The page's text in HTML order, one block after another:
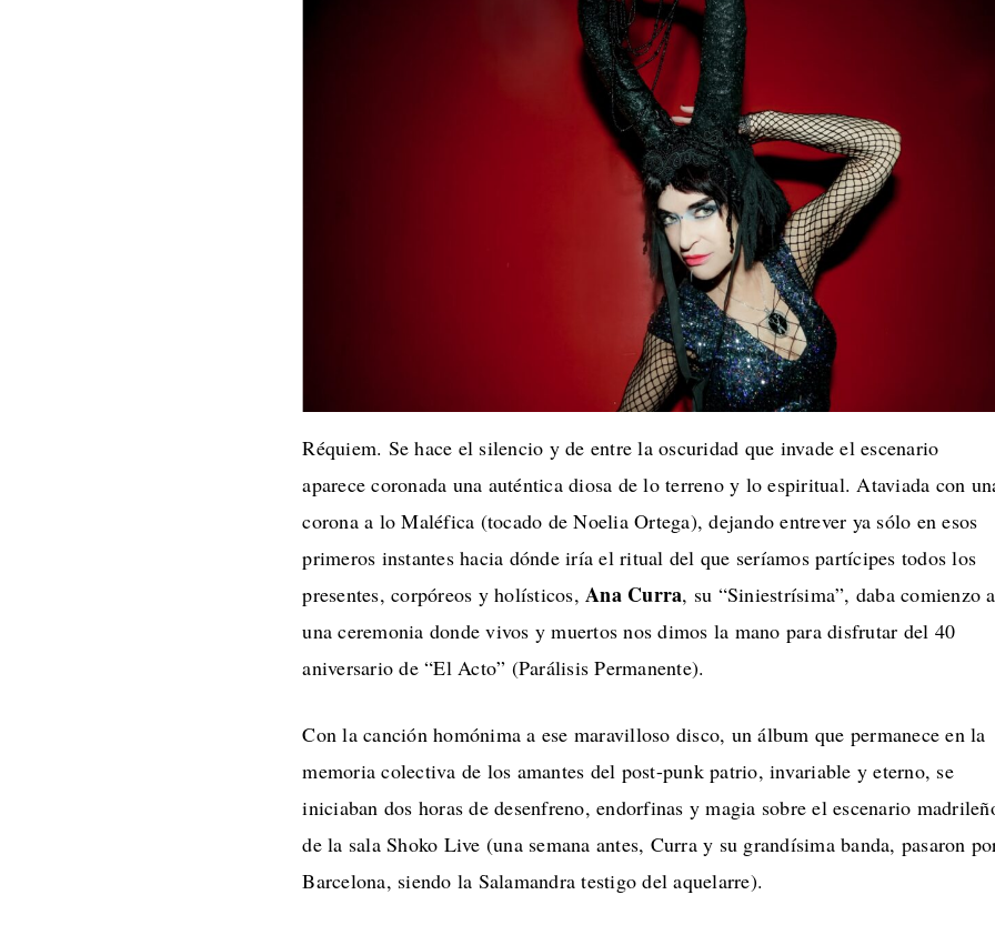
Réquiem. Se hace el silencio y de entre la oscuridad que invade el escenario
aparece coronada una auténtica diosa de lo terreno y lo espiritual. Ataviada con
corona a lo Maléfica (tocado de Noelia Ortega), dejando entrever ya sólo en esos
primeros instantes hacia dónde iría el ritual del que seríamos partícipes todos los
presentes, corpóreos y holísticos, Ana Curra, su “Siniestrísima”, daba comienzo a
una ceremonia donde vivos y muertos nos dimos la mano para disfrutar del 40
aniversario de “El Acto” (Parálisis Permanente).
Con la canción homónima a ese maravilloso disco, un álbum que permanece en la
memoria colectiva de los amantes del post-punk patrio, invariable y eterno, se
iniciaban dos horas de desenfreno, endorfinas y magia sobre el escenario
de la sala Shoko Live (una semana antes, Curra y su grandísima banda, pasaron
Barcelona, siendo la Salamandra testigo del aquelarre).